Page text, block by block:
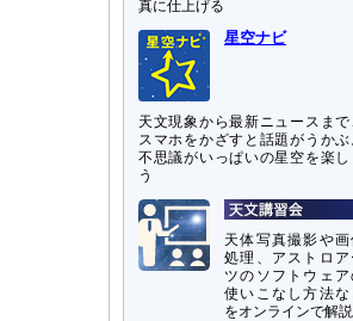
真に仕上げる
星空ナビ
天文現象から最新ニュースまで
スマホをかざすと話題がうかぶ
不思議がいっぱいの星空を楽し
う
天体写真撮影や画
処理、アストロア
ツのソフトウェア
使いこなし方法な
をオンラインで解説